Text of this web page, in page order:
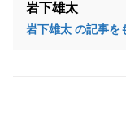
岩下雄太
岩下雄太 の記事を